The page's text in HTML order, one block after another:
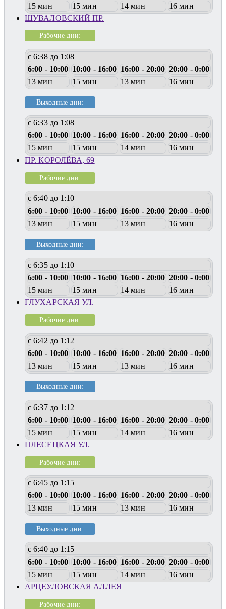
15 мин 15 мин 14 мин
16 мин
ШУВАЛОВСКИЙ ПР.
Рабочие дни:
с 6:38 до 1:08
6:00 - 10:00 10:00 - 16:00 16:00 - 20:00 20:00 - 0:00
13 мин
15 мин 13 мин 16 мин
Выходные дни:
с 6:33 до 1:08
6:00 - 10:00 10:00 - 16:00 16:00 - 20:00 20:00 - 0:00
15 мин
15 мин 14 мин
16 мин
ПР. КОРОЛЁВА, 69
Рабочие дни:
с 6:40 до 1:10
6:00 - 10:00 10:00 - 16:00 16:00 - 20:00 20:00 - 0:00
13 мин
15 мин 13 мин 16 мин
Выходные дни:
с 6:35 до 1:10
6:00 - 10:00 10:00 - 16:00 16:00 - 20:00 20:00 - 0:00
15 мин
15 мин 14 мин
16 мин
ГЛУХАРСКАЯ УЛ.
Рабочие дни:
с 6:42 до 1:12
6:00 - 10:00 10:00 - 16:00 16:00 - 20:00 20:00 - 0:00
13 мин
15 мин 13 мин 16 мин
Выходные дни:
с 6:37 до 1:12
6:00 - 10:00 10:00 - 16:00 16:00 - 20:00 20:00 - 0:00
15 мин
15 мин 14 мин
16 мин
ПЛЕСЕЦКАЯ УЛ.
Рабочие дни:
с 6:45 до 1:15
6:00 - 10:00 10:00 - 16:00 16:00 - 20:00 20:00 - 0:00
13 мин
15 мин 13 мин 16 мин
Выходные дни:
с 6:40 до 1:15
6:00 - 10:00 10:00 - 16:00 16:00 - 20:00 20:00 - 0:00
15 мин
15 мин 14 мин
16 мин
АРЦЕУЛОВСКАЯ АЛЛЕЯ
Рабочие дни: